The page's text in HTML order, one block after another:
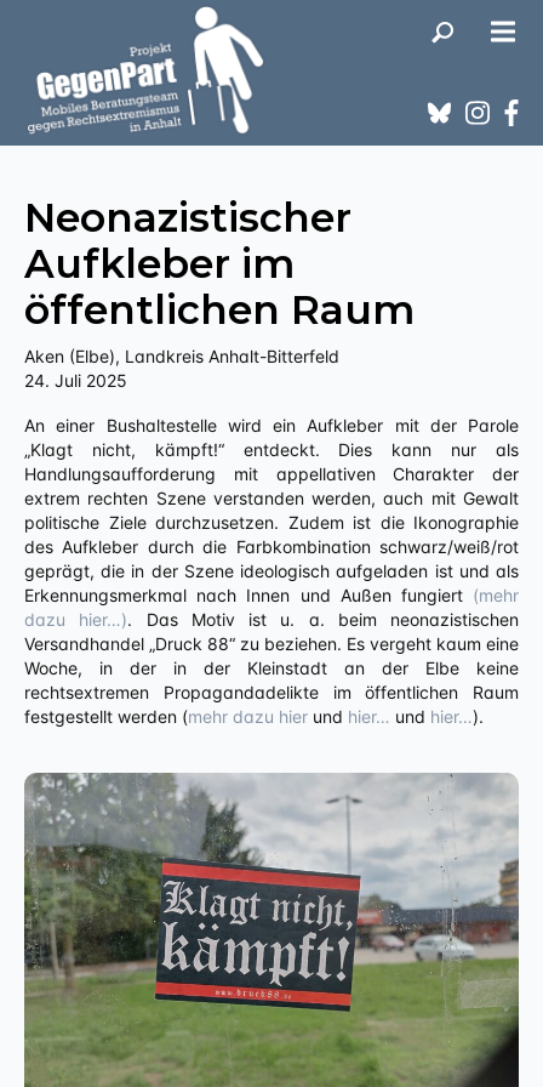
Neonazistischer
Aufkleber im
öffentlichen Raum
Aken (Elbe), Landkreis Anhalt-Bitterfeld
24. Juli 2025
An einer Bushaltestelle wird ein Aufkleber mit der Parole
„Klagt nicht, kämpft!“ entdeckt. Dies kann nur als
Handlungsaufforderung mit appellativen Charakter der
extrem rechten Szene verstanden werden, auch mit Gewalt
politische Ziele durchzusetzen. Zudem ist die Ikonographie
des Aufkleber durch die Farbkombination schwarz/weiß/rot
geprägt, die in der Szene ideologisch aufgeladen ist und als
Erkennungsmerkmal nach Innen und Außen fungiert (mehr
dazu hier…). Das Motiv ist u. a. beim neonazistischen
Versandhandel „Druck 88“ zu beziehen. Es vergeht kaum eine
Woche, in der in der Kleinstadt an der Elbe keine
rechtsextremen Propagandadelikte im öffentlichen Raum
festgestellt werden (mehr dazu hier und hier… und hier…).